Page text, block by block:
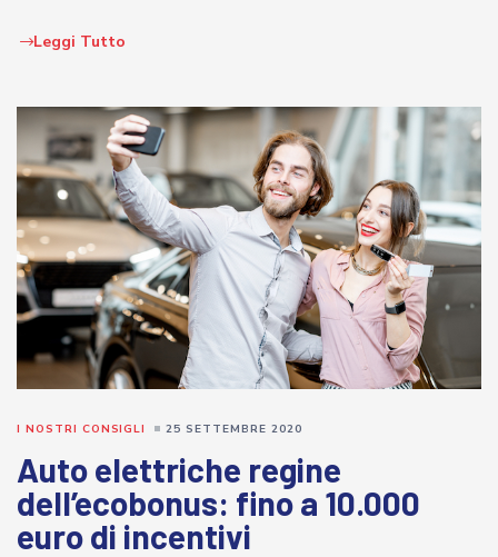
Leggi Tutto
Auto elettriche regine
dell’ecobonus: fino a 10.000
euro di incentivi
I NOSTRI CONSIGLI 25 SETTEMBRE 2020